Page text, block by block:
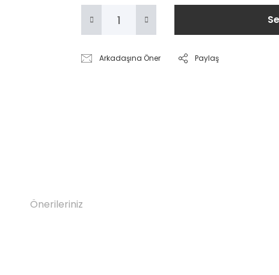
Arkadaşına Öner Paylaş
Önerileriniz